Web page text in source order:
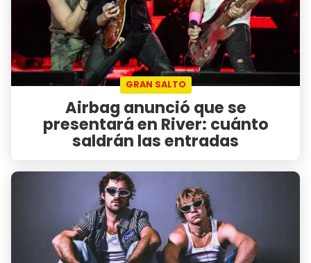
GRAN SALTO
Airbag anunció que se
presentará en River: cuánto
saldrán las entradas